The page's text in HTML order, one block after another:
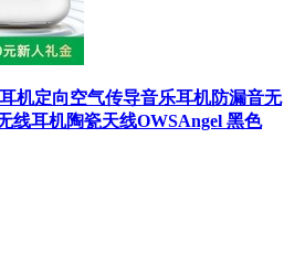
机定向空气传导音乐耳机防漏音无
线耳机陶瓷天线OWSAngel 黑色